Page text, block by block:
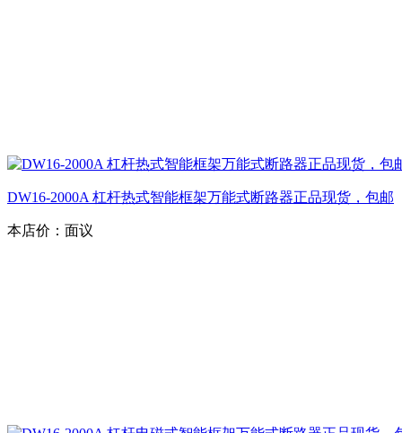
DW16-2000A 杠杆热式智能框架万能式断路器正品现货，包邮
本店价： 面议